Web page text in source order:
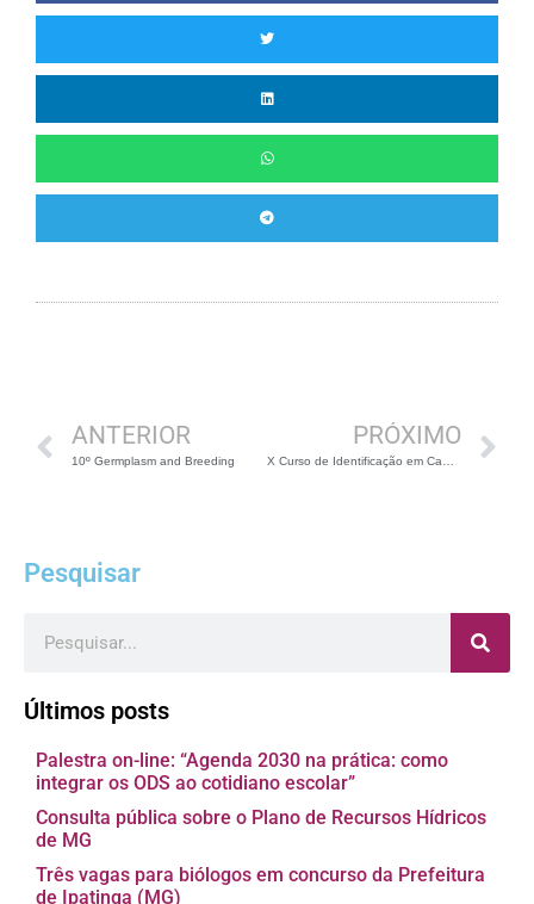
ANTERIOR
10º Germplasm and Breeding
PRÓXIMO
X Curso de Identificação em Campo das Famílias Botânicas da Mata Atlântica
Pesquisar
Últimos posts
Palestra on-line: “Agenda 2030 na prática: como
integrar os ODS ao cotidiano escolar”
Consulta pública sobre o Plano de Recursos Hídricos
de MG
Três vagas para biólogos em concurso da Prefeitura
de Ipatinga (MG)